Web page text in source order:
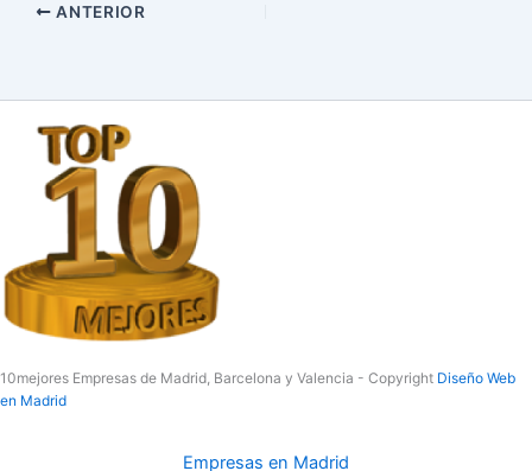
ANTERIOR
10mejores Empresas de Madrid, Barcelona y Valencia - Copyright Diseño Web
en Madrid
Empresas en Madrid